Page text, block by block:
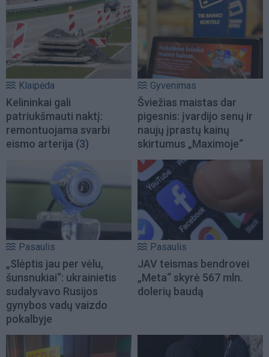
Klaipėda
Kelininkai gali
patriukšmauti naktį:
remontuojama svarbi
eismo arterija (3)
Gyvenimas
Šviežias maistas dar
pigesnis: įvardijo senų ir
naujų įprastų kainų
skirtumus „Maximoje“
Pasaulis
„Slėptis jau per vėlu,
šunsnukiai“: ukrainietis
sudalyvavo Rusijos
gynybos vadų vaizdo
pokalbyje
Pasaulis
JAV teismas bendrovei
„Meta“ skyrė 567 mln.
dolerių baudą